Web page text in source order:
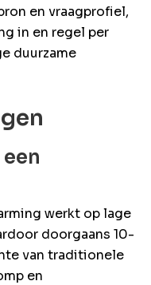
en vraagprofiel,
in en regel per
duurzame
werkt op lage
doorgaans 10-
van traditionele
en